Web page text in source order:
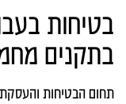
בטיחות
בתקנים
תחום הבטיחות